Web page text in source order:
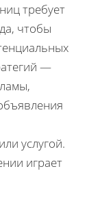
требует
чтобы
—
услугой.
играет